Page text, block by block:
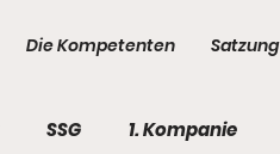
Die Kompetenten Satzung
SSG 1. Kompanie